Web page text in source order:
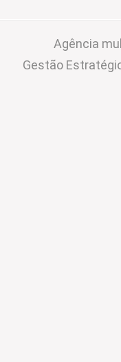
Agência
Gestão